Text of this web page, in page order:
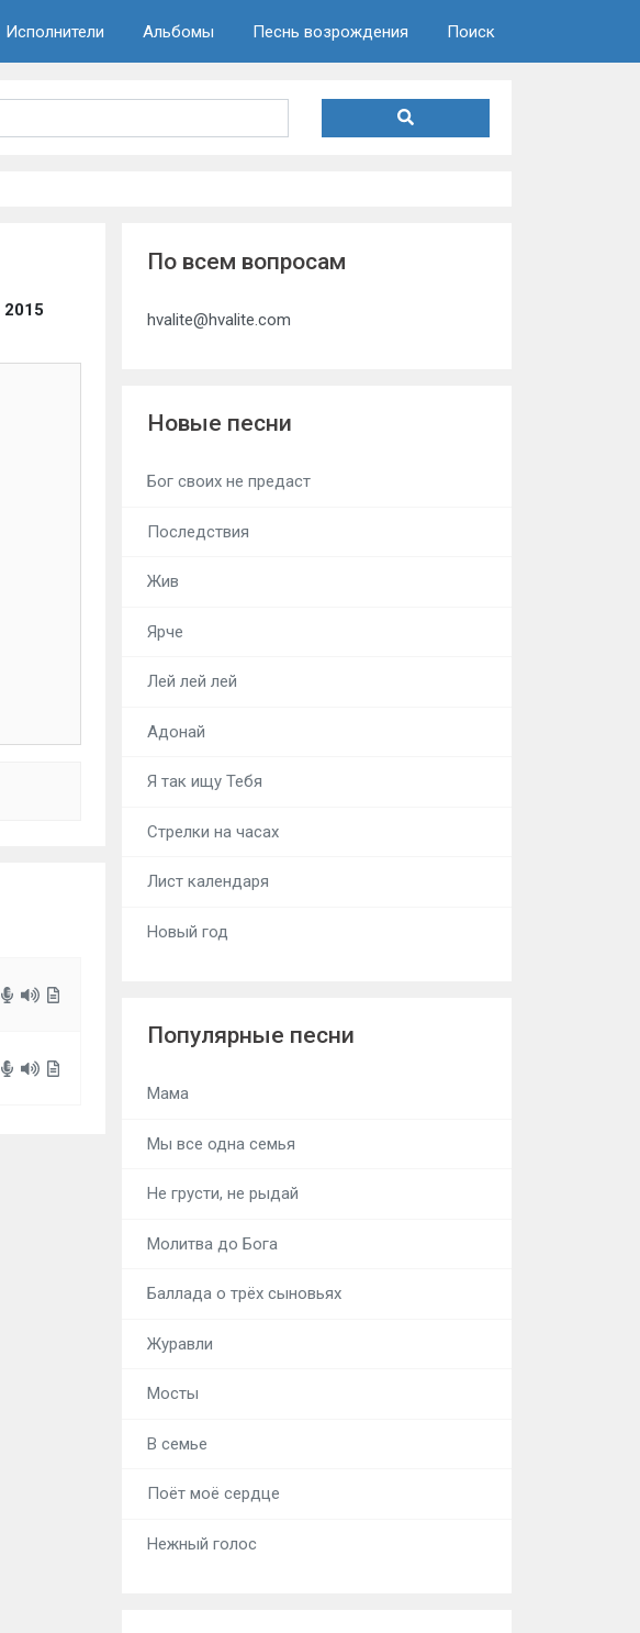
Исполнители Альбомы Песнь возрождения Поиск
2015
По всем вопросам
hvalite@hvalite.com
Новые песни
Бог своих не предаст
Последствия
Жив
Ярче
Лей лей лей
Адонай
Я так ищу Тебя
Стрелки на часах
Лист календаря
Новый год
Популярные песни
Мама
Мы все одна семья
Не грусти, не рыдай
Молитва до Бога
Баллада о трёх сыновьях
Журавли
Мосты
В семье
Поёт моё сердце
Нежный голос